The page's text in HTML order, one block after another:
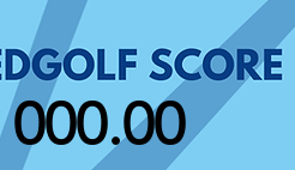
000.00